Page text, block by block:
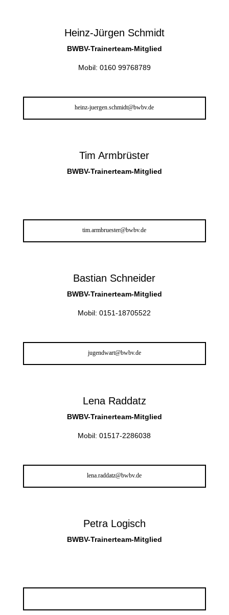
Heinz-Jürgen Schmidt
BWBV-Trainerteam-Mitglied
Mobil: 0160 99768789
heinz-juergen.schmidt@bwbv.de
Tim Armbrüster
BWBV-Trainerteam-Mitglied
tim.armbruester@bwbv.de
Bastian Schneider
BWBV-Trainerteam-Mitglied
Mobil: 0151-18705522
jugendwart@bwbv.de
Lena Raddatz
BWBV-Trainerteam-Mitglied
Mobil: 01517-2286038
lena.raddatz@bwbv.de
Petra Logisch
BWBV-Trainerteam-Mitglied